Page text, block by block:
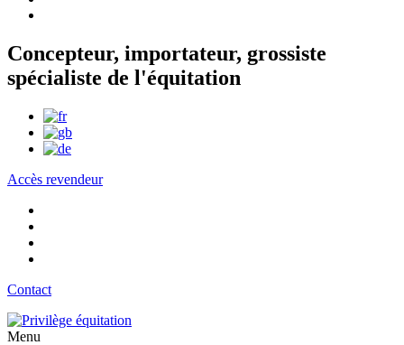
Concepteur, importateur, grossiste
spécialiste de l'équitation
Accès revendeur
Contact
Menu